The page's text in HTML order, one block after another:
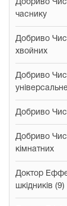
Добриво
часнику
Добриво
хвойних
Добриво
універсальне
Добриво
Добриво
кімнатних
Доктор
шкідників (9)